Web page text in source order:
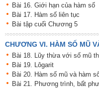
Bài 16. Giới hạn của hàm số
Bài 17. Hàm số liên tục
Bài tập cuối Chương 5
CHƯƠNG VI. HÀM SỐ MŨ
Bài 18. Lũy thừa với số mũ
Bài 19. Lôgarit
Bài 20. Hàm số mũ và hàm
Bài 21. Phương trình, bất